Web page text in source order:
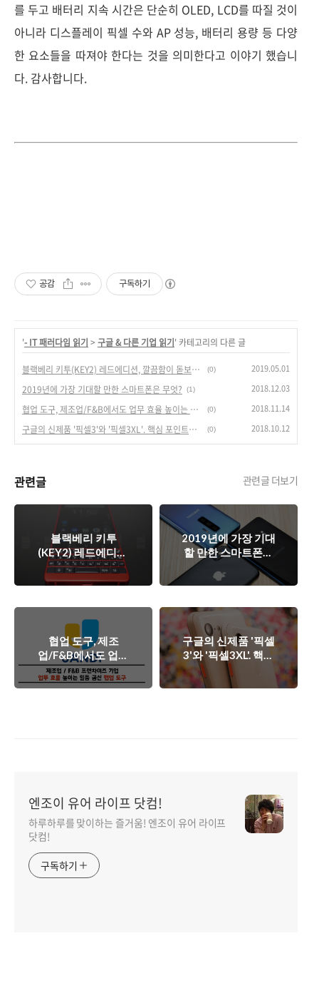
를 두고 배터리 지속 시간은 단순히 OLED, LCD를 따질 것이
아니라 디스플레이 픽셀 수와 AP 성능, 배터리 용량 등 다양
한 요소들을 따져야 한다는 것을 의미한다고 이야기 했습니
다. 감사합니다.
공감 구독하기
'- IT 패러다임 읽기 > 구글 & 다른 기업 읽기' 카테고리의 다른 글
블랙베리 키투(KEY2) 레드에디션, 깔끔함이 돋보이는 디자인. (0) 2019.05.01
2019년에 가장 기대할 만한 스마트폰은 무엇? (1) 2018.12.03
협업 도구, 제조업/F&B에서도 업무 효율 높이는 일등 공신. (0) 2018.11.14
구글의 신제품 '픽셀3'와 '픽셀3XL'. 핵심 포인트는 무엇인가? (0) 2018.10.12
관련글 관련글 더보기
블랙베리 키투
(KEY2) 레드에디션,
깔끔함이 돋보이는
디자인.
2019년에 가장 기대
할 만한 스마트폰은
협업 도구, 제조
업/F&B에서도 업무
효율 높이는 일등 공
신.
구글의 신제품 '픽셀
3'와 '픽셀3XL'. 핵심
포인트는 무엇인가?
엔조이 유어 라이프 닷컴!
하루하루를 맞이하는 즐거움! 엔조이 유어 라이프
닷컴!
구독하기